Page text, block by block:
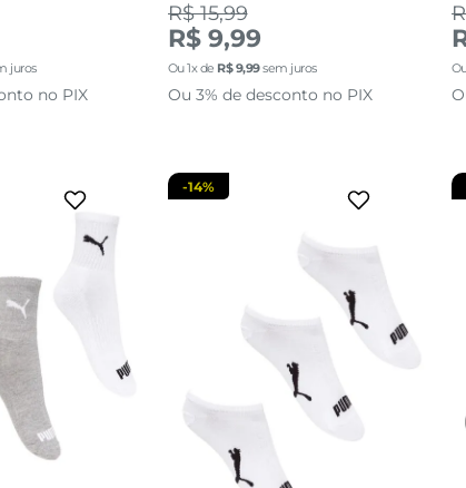
juros
no PIX
R$ 15,99
R$ 9,99
Ou1x de R$ 9,99sem juros
Ou 3% de desconto no PIX
a sacola adicionar a sacola
-14%